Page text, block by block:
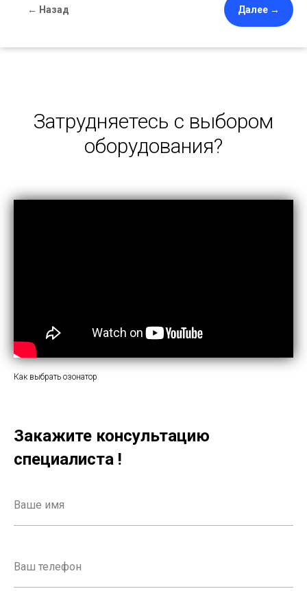
← Назад Далее →
Затрудняетесь с выбором
оборудования?
Как выбрать озонатор
Закажите консультацию
специалиста !